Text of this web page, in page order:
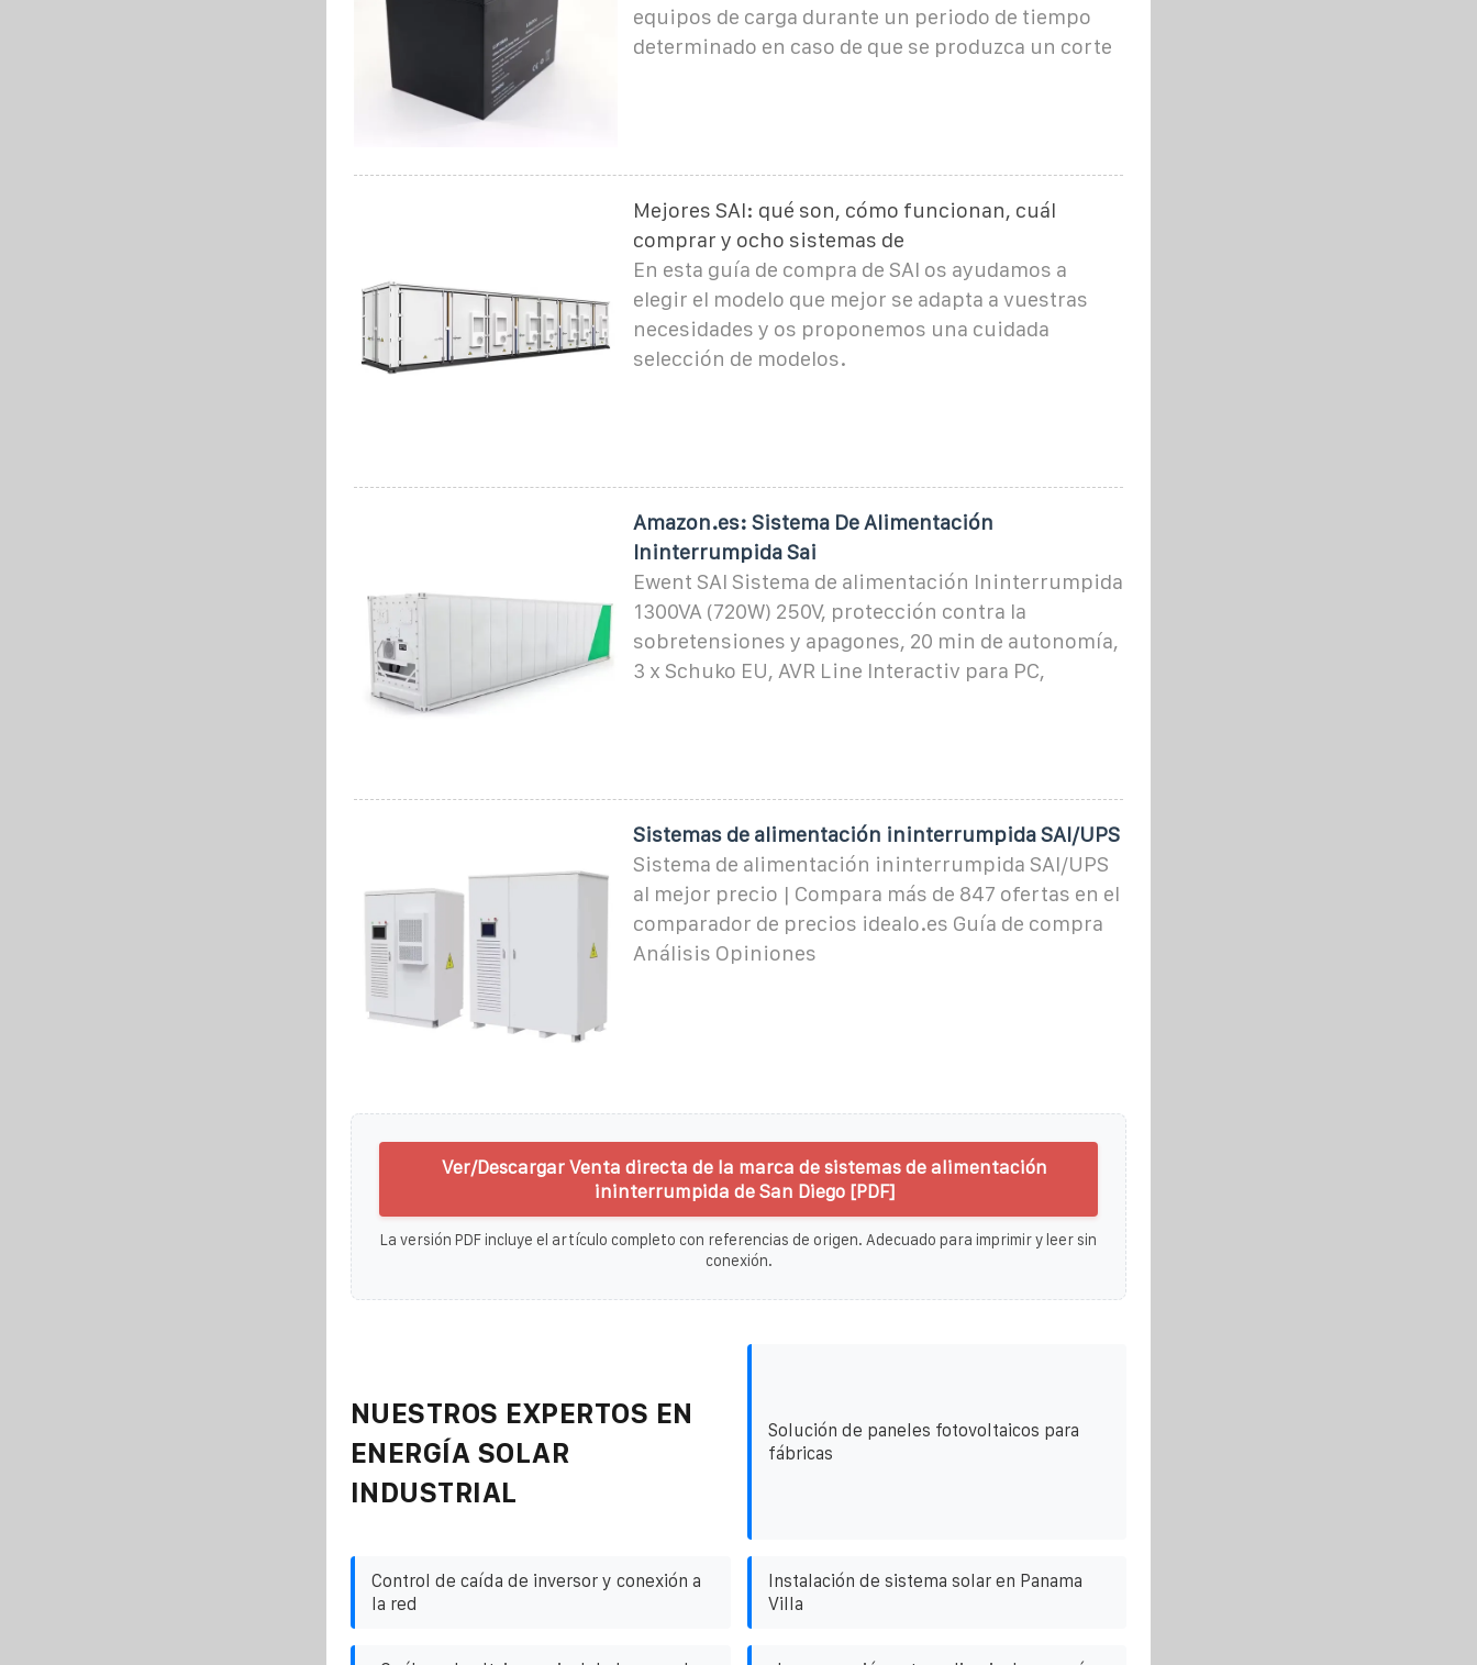
equipos de carga durante un periodo de tiempo
determinado en caso de que se produzca un corte
Mejores SAI: qué son, cómo funcionan, cuál
comprar y ocho sistemas de
En esta guía de compra de SAI os ayudamos a
elegir el modelo que mejor se adapta a vuestras
necesidades y os proponemos una cuidada
selección de modelos.
Amazon.es: Sistema De Alimentación
Ininterrumpida Sai
Ewent SAI Sistema de alimentación Ininterrumpida
1300VA (720W) 250V, protección contra la
sobretensiones y apagones, 20 min de autonomía,
3 x Schuko EU, AVR Line Interactiv para PC,
Sistemas de alimentación ininterrumpida SAI/UPS
Sistema de alimentación ininterrumpida SAI/UPS
al mejor precio | Compara más de 847 ofertas en el
comparador de precios idealo.es Guía de compra
Análisis Opiniones
Ver/Descargar Venta directa de la marca de sistemas de alimentación
ininterrumpida de San Diego [PDF]
La versión PDF incluye el artículo completo con referencias de origen. Adecuado para imprimir y leer sin
conexión.
NUESTROS EXPERTOS EN
ENERGÍA SOLAR
INDUSTRIAL
Solución de paneles fotovoltaicos para
fábricas
Control de caída de inversor y conexión a
la red
Instalación de sistema solar en Panama
Villa